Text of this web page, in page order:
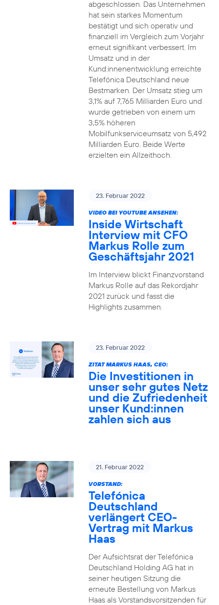
abgeschlossen. Das Unternehmen
hat sein starkes Momentum
bestätigt und sich operativ und
finanziell im Vergleich zum Vorjahr
erneut signifikant verbessert. Im
Umsatz und in der
Kund:innenentwicklung erreichte
Telefónica Deutschland neue
Bestmarken. Der Umsatz stieg um
3,1% auf 7,765 Milliarden Euro und
wurde getrieben von einem um
3,5% höheren
Mobilfunkserviceumsatz von 5,492
Milliarden Euro. Beide Werte
erzielten ein Allzeithoch.
23. Februar 2022
VIDEO BEI YOUTUBE ANSEHEN:
Inside Wirtschaft
Interview mit CFO
Markus Rolle zum
Geschäftsjahr 2021
Im Interview blickt Finanzvorstand
Markus Rolle auf das Rekordjahr
2021 zurück und fasst die
Highlights zusammen.
23. Februar 2022
ZITAT MARKUS HAAS, CEO:
Die Investitionen in
unser sehr gutes Netz
und die Zufriedenheit
unser Kund:innen
zahlen sich aus
21. Februar 2022
VORSTAND:
Telefónica
Deutschland
verlängert CEO-
Vertrag mit Markus
Haas
Der Aufsichtsrat der Telefónica
Deutschland Holding AG hat in
seiner heutigen Sitzung die
erneute Bestellung von Markus
Haas als Vorstandsvorsitzenden für